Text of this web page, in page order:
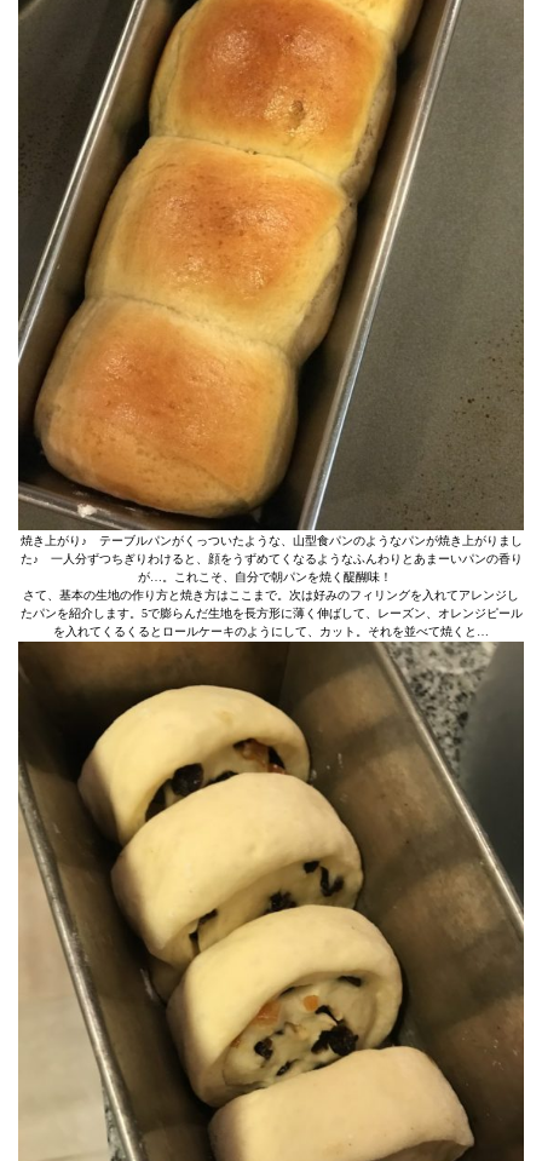
焼き上がり♪ テーブルパンがくっついたような、山型食パンのようなパンが焼き上がりまし
た♪ 一人分ずつちぎりわけると、顔をうずめてくなるようなふんわりとあまーいパンの香り
が…。これこそ、自分で朝パンを焼く醍醐味！
さて、基本の生地の作り方と焼き方はここまで。次は好みのフィリングを入れてアレンジし
たパンを紹介します。5で膨らんだ生地を長方形に薄く伸ばして、レーズン、オレンジピール
を入れてくるくるとロールケーキのようにして、カット。それを並べて焼くと…